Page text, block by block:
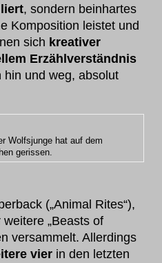
, sondern beinhartes
Komposition leistet und
sich kreativer
Erzählverständnis
hin und weg, absolut
Wolfsjunge hat auf dem
gerissen.
(„Animal Rites“),
„Beasts of
versammelt. Allerdings
vier in den letzten